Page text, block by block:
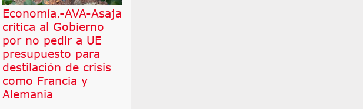
Economía.-AVA-Asaja
critica al Gobierno
por no pedir a UE
presupuesto para
destilación de crisis
como Francia y
Alemania